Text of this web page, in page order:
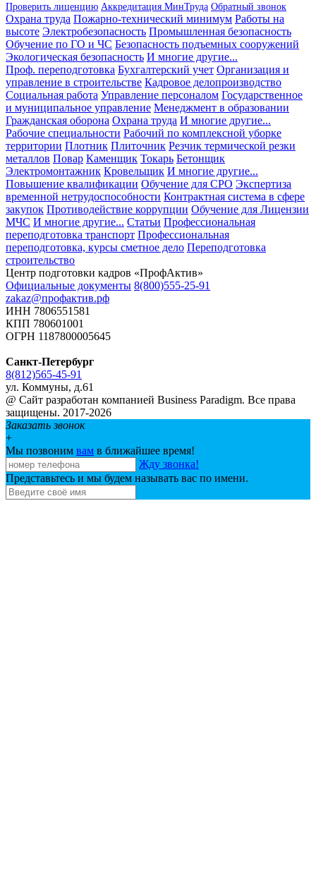
Проверить лиценцию Аккредитация МинТруда Обратный звонок
Охрана труда Пожарно-технический минимум Работы на
высоте Электробезопасность Промышленная безопасность
Обучение по ГО и ЧС Безопасность подъемных сооружений
Экологическая безопасность И многие другие...
Проф. переподготовка Бухгалтерский учет Организация и
управление в строительстве Кадровое делопроизводство
Социальная работа Управление персоналом Государственное
и муниципальное управление Менеджмент в образовании
Гражданская оборона Охрана труда И многие другие...
Рабочие специальности Рабочий по комплексной уборке
территории Плотник Плиточник Резчик термической резки
металлов Повар Каменщик Токарь Бетонщик
Электромонтажник Кровельщик И многие другие...
Повышение квалификации Обучение для СРО Экспертиза
временной нетрудоспособности Контрактная система в сфере
закупок Противодействие коррупции Обучение для Лицензии
МЧС И многие другие... Статьи Профессиональная
переподготовка транспорт Профессиональная
переподготовка, курсы сметное дело Переподготовка
строительство
Центр подготовки кадров «ПрофАктив»
Официальные документы 8(800)555-25-91
zakaz@профактив.рф
ИНН 7806551581
КПП 780601001
ОГРН 1187800005645
Санкт-Петербург
8(812)565-45-91
ул. Коммуны, д.61
@ Сайт разработан компанией Business Paradigm. Все права
защищены. 2017-2026
Заказать звонок
+
Мы позвоним вам в ближайшее время!
Жду звонка!
Представьтесь и мы будем называть вас по имени.